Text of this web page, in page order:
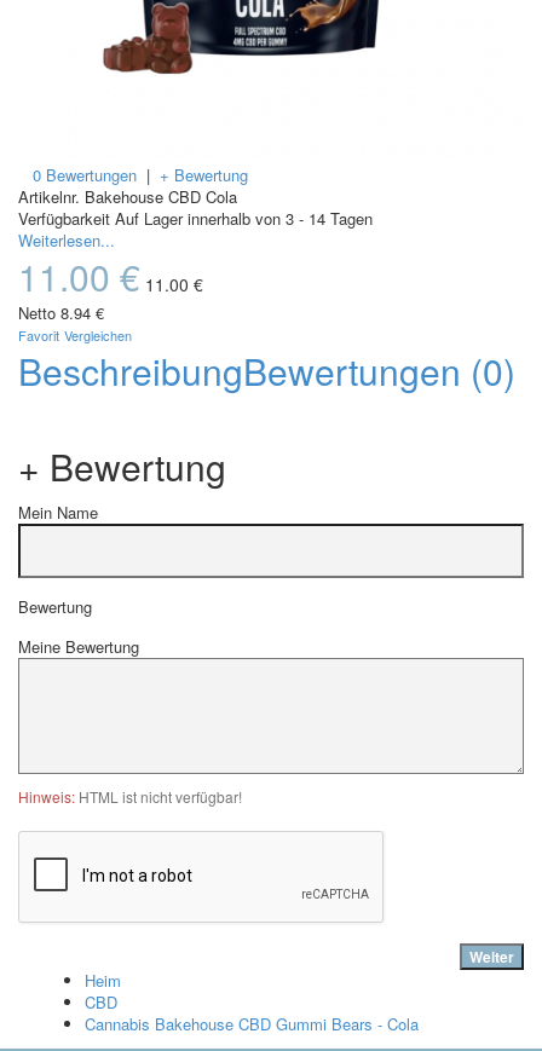
0 Bewertungen | + Bewertung
Artikelnr. Bakehouse CBD Cola
Verfügbarkeit Auf Lager innerhalb von 3 - 14 Tagen
Weiterlesen...
11.00 € 11.00 €
Netto 8.94 €
Favorit Vergleichen
BeschreibungBewertungen (0)
+ Bewertung
Mein Name
Bewertung
Meine Bewertung
Hinweis: HTML ist nicht verfügbar!
Weiter
Heim
CBD
Cannabis Bakehouse CBD Gummi Bears - Cola